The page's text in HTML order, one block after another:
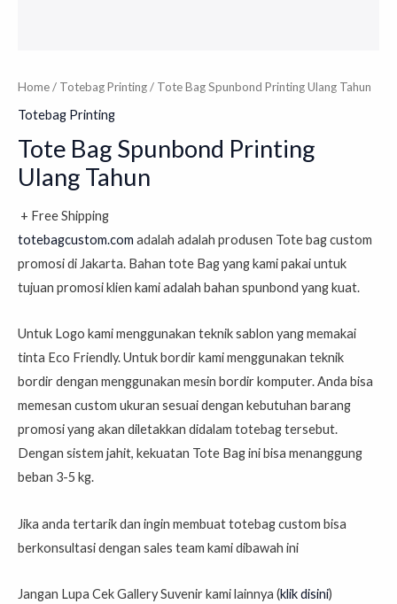
Home/ Totebag Printing/ Tote Bag Spunbond Printing Ulang Tahun
Totebag Printing
Tote Bag Spunbond Printing
Ulang Tahun
+ Free Shipping
totebagcustom.com adalah adalah produsen Tote bag custom
promosi di Jakarta. Bahan tote Bag yang kami pakai untuk
tujuan promosi klien kami adalah bahan spunbond yang kuat.
Untuk Logo kami menggunakan teknik sablon yang memakai
tinta Eco Friendly. Untuk bordir kami menggunakan teknik
bordir dengan menggunakan mesin bordir komputer. Anda bisa
memesan custom ukuran sesuai dengan kebutuhan barang
promosi yang akan diletakkan didalam totebag tersebut.
Dengan sistem jahit, kekuatan Tote Bag ini bisa menanggung
beban 3-5 kg.
Jika anda tertarik dan ingin membuat totebag custom bisa
berkonsultasi dengan sales team kami dibawah ini
Jangan Lupa Cek Gallery Suvenir kami lainnya (klik disini)